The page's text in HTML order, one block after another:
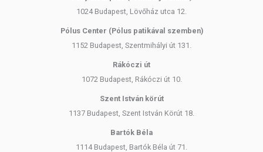
1024 Budapest, Lövőház utca 12.
Pólus Center (Pólus patikával szemben)
1152 Budapest, Szentmihályi út 131.
Rákóczi út
1072 Budapest, Rákóczi út 10.
Szent István körút
1137 Budapest, Szent István Körút 18.
Bartók Béla
1114 Budapest, Bartók Béla út 71.